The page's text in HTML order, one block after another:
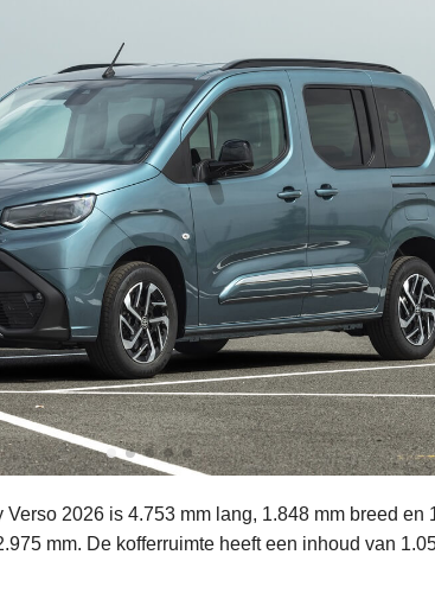
2026 is 4.753 mm lang, 1.848 mm breed en
mm. De kofferruimte heeft een inhoud van